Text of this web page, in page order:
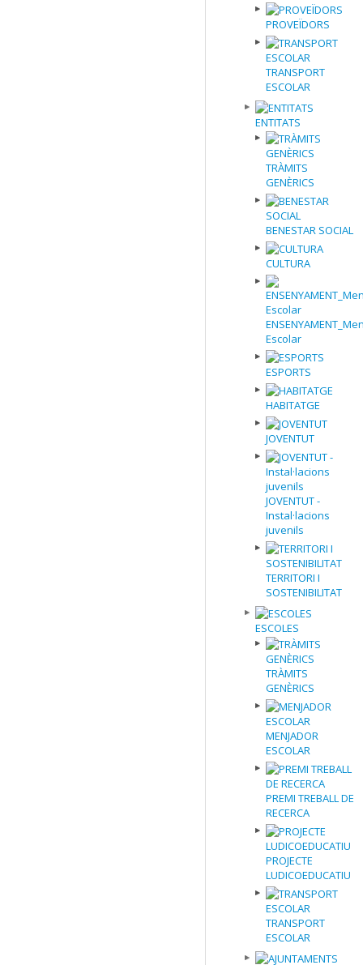
PROVEÏDORS
TRANSPORT
ESCOLAR
ENTITATS
TRÀMITS
GENÈRICS
BENESTAR SOCIAL
CULTURA
Escolar
ESPORTS
HABITATGE
JOVENTUT
JOVENTUT -
Instal·lacions
juvenils
TERRITORI I
SOSTENIBILITAT
ESCOLES
TRÀMITS
GENÈRICS
MENJADOR
ESCOLAR
PREMI TREBALL DE
RECERCA
PROJECTE
LUDICOEDUCATIU
TRANSPORT
ESCOLAR